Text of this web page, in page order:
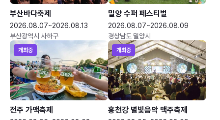
부산바다축제
2026.08.07~2026.08.13
부산광역시 사하구
밀양 수퍼 페스티벌
2026.08.07~2026.08.09
경상남도 밀양시
개최중
전주 가맥축제
개최중
홍천강 별빛음악 맥주축제